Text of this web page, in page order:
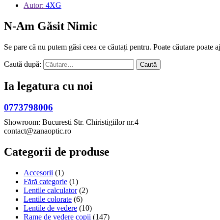
Autor: 4XG
N-Am Găsit Nimic
Se pare că nu putem găsi ceea ce căutați pentru. Poate căutare poate
Caută după:
Ia legatura cu noi
0773798006
Showroom: Bucuresti Str. Chiristigiilor nr.4
contact@zanaoptic.ro
Categorii de produse
Accesorii (1)
Fără categorie (1)
Lentile calculator (2)
Lentile colorate (6)
Lentile de vedere (10)
Rame de vedere copii (147)